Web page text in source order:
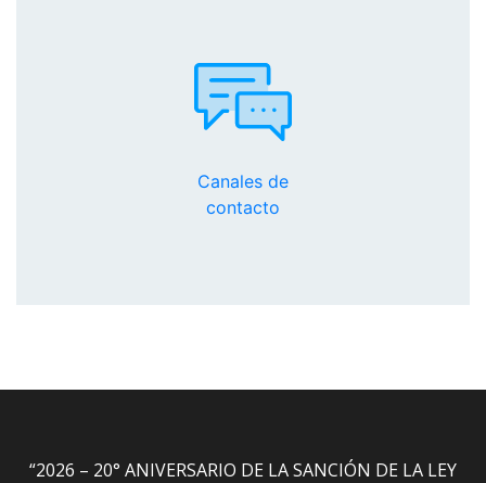
Canales de
contacto
“2026 – 20° ANIVERSARIO DE LA SANCIÓN DE LA LEY